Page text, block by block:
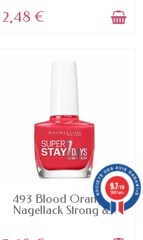
2,48 €
AVAILABLE
493 Blood Orange -
Nagellack Strong &...
9.7/10
5887 avis